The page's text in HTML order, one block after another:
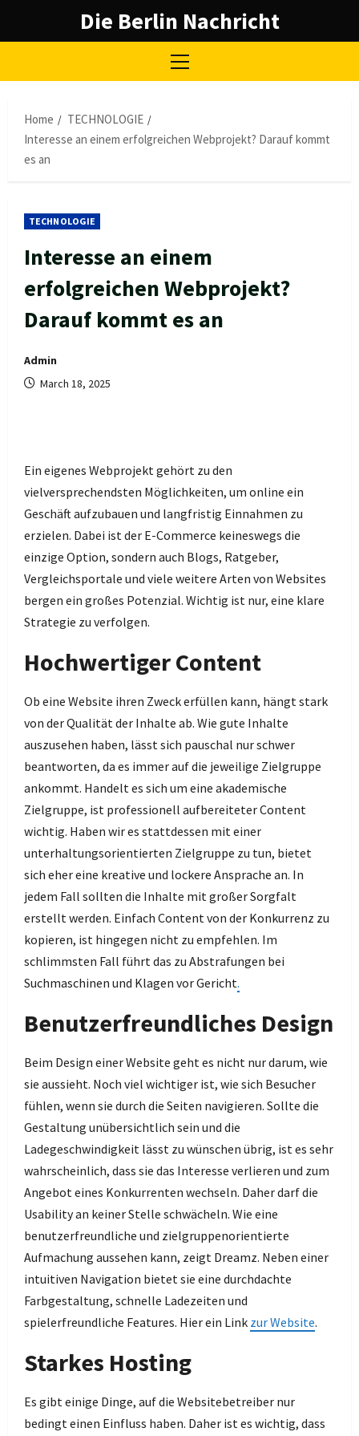
Die Berlin Nachricht
Primary
Home
TECHNOLOGIE
Interesse an einem erfolgreichen Webprojekt? Darauf kommt
es an
TECHNOLOGIE
Interesse an einem
erfolgreichen Webprojekt?
Darauf kommt es an
Admin
March 18, 2025
Ein eigenes Webprojekt gehört zu den
vielversprechendsten Möglichkeiten, um online ein
Geschäft aufzubauen und langfristig Einnahmen zu
erzielen. Dabei ist der E-Commerce keineswegs die
einzige Option, sondern auch Blogs, Ratgeber,
Vergleichsportale und viele weitere Arten von Websites
bergen ein großes Potenzial. Wichtig ist nur, eine klare
Strategie zu verfolgen.
Hochwertiger Content
Ob eine Website ihren Zweck erfüllen kann, hängt stark
von der Qualität der Inhalte ab. Wie gute Inhalte
auszusehen haben, lässt sich pauschal nur schwer
beantworten, da es immer auf die jeweilige Zielgruppe
ankommt. Handelt es sich um eine akademische
Zielgruppe, ist professionell aufbereiteter Content
wichtig. Haben wir es stattdessen mit einer
unterhaltungsorientierten Zielgruppe zu tun, bietet
sich eher eine kreative und lockere Ansprache an. In
jedem Fall sollten die Inhalte mit großer Sorgfalt
erstellt werden. Einfach Content von der Konkurrenz zu
kopieren, ist hingegen nicht zu empfehlen. Im
schlimmsten Fall führt das zu Abstrafungen bei
Suchmaschinen und Klagen vor Gericht.
Benutzerfreundliches Design
Beim Design einer Website geht es nicht nur darum, wie
sie aussieht. Noch viel wichtiger ist, wie sich Besucher
fühlen, wenn sie durch die Seiten navigieren. Sollte die
Gestaltung unübersichtlich sein und die
Ladegeschwindigkeit lässt zu wünschen übrig, ist es sehr
wahrscheinlich, dass sie das Interesse verlieren und zum
Angebot eines Konkurrenten wechseln. Daher darf die
Usability an keiner Stelle schwächeln. Wie eine
benutzerfreundliche und zielgruppenorientierte
Aufmachung aussehen kann, zeigt Dreamz. Neben einer
intuitiven Navigation bietet sie eine durchdachte
Farbgestaltung, schnelle Ladezeiten und
spielerfreundliche Features. Hier ein Link zur Website.
Starkes Hosting
Es gibt einige Dinge, auf die Websitebetreiber nur
bedingt einen Einfluss haben. Daher ist es wichtig, dass